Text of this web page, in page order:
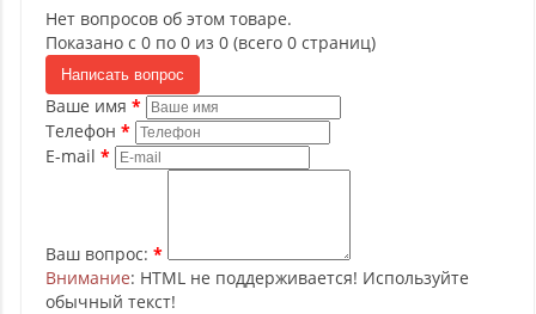
Нет вопросов об этом товаре.
Показано с 0 по 0 из 0 (всего 0 страниц)
Написать вопрос
Ваше имя
Телефон
E-mail
Ваш вопрос:
Внимание: HTML не поддерживается! Используйте
обычный текст!